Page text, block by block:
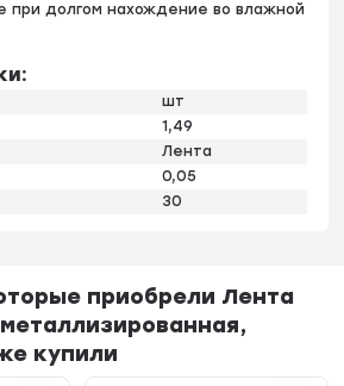
при долгом нахождение во влажной
шт
1,49
Лента
0,05
30
приобрели Лента
купили